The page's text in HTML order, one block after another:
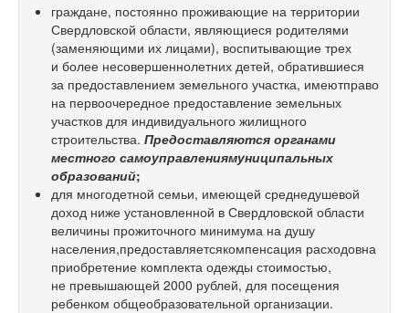
граждане, постоянно проживающие на территории
Свердловской области, являющиеся родителями
(заменяющими их лицами), воспитывающие трех
и более несовершеннолетних детей, обратившиеся
за предоставлением земельного участка, имеютправо
на первоочередное предоставление земельных
участков для индивидуального жилищного
строительства. Предоставляются органами
местного самоуправлениямуниципальных
образований;
для многодетной семьи, имеющей среднедушевой
доход ниже установленной в Свердловской области
величины прожиточного минимума на душу
населения,предоставляетсякомпенсация расходовна
приобретение комплекта одежды стоимостью,
не превышающей 2000 рублей, для посещения
ребенком общеобразовательной организации.